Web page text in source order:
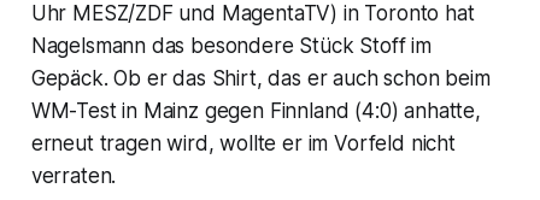
Uhr MESZ/ZDF und MagentaTV) in Toronto hat
Nagelsmann das besondere Stück Stoff im
Gepäck. Ob er das Shirt, das er auch schon beim
WM-Test in Mainz gegen Finnland (4:0) anhatte,
erneut tragen wird, wollte er im Vorfeld nicht
verraten.